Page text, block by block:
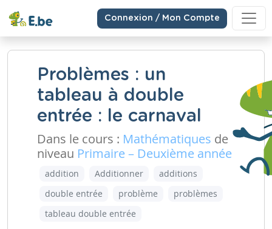
Connexion / Mon Compte
Problèmes : un
tableau à double
entrée : le carnaval
Dans le cours : Mathématiques de
niveau Primaire – Deuxième année
addition Additionner
additions
double entrée
problème
problèmes
tableau double entrée